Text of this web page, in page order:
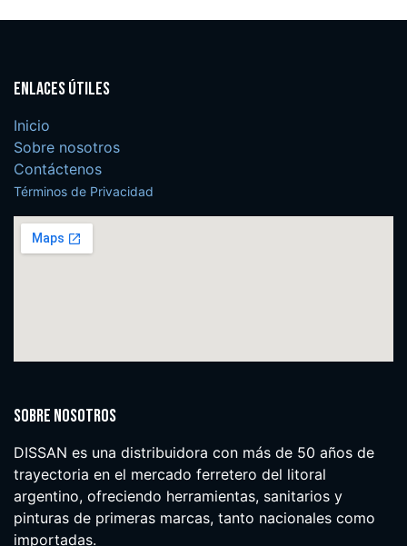
Enlaces útiles
Inicio
Sobre nosotros
Contáctenos
Términos de Privacidad
Sobre nosotros
DISSAN es una distribuidora con más de 50 años de
trayectoria en el mercado ferretero del litoral
argentino, ofreciendo herramientas, sanitarios y
pinturas de primeras marcas, tanto nacionales como
importadas.